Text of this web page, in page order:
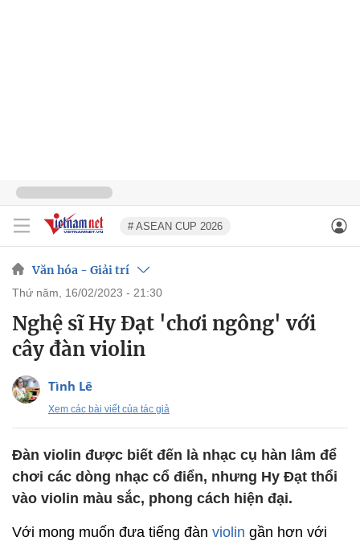
# ASEAN CUP 2026
Văn hóa - Giải trí
thứ năm, 16/02/2023 - 21:30
Nghệ sĩ Hy Đạt 'chơi ngông' với
cây đàn violin
Tình Lê
Xem các bài viết của tác giả
Đàn violin được biết đến là nhạc cụ hàn lâm để
chơi các dòng nhạc cổ điển, nhưng Hy Đạt thổi
vào violin màu sắc, phong cách hiện đại.
Với mong muốn đưa tiếng đàn violin gần hơn với